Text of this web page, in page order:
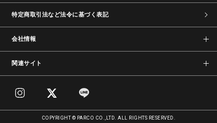
特定商取引法など法令に基づく表記
会社情報
関連サイト
COPYRIGHT © PARCO CO.,LTD. ALL RIGHTS RESERVED.